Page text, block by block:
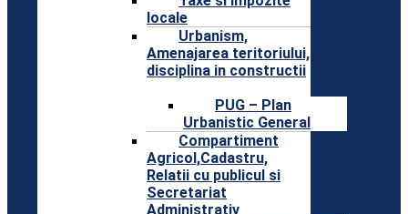
locale
Urbanism,
Amenajarea teritoriului,
disciplina in constructii
PUG – Plan
Urbanistic General
Compartiment
Agricol,Cadastru,
Relatii cu publicul si
Secretariat
Administrativ